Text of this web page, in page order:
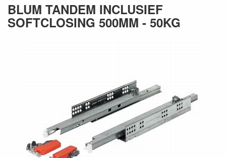
BLUM TANDEM INCLUSIEF
SOFTCLOSING 500MM - 50KG